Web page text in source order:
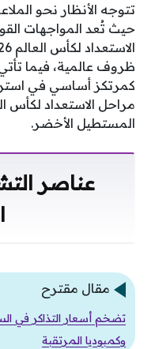
تتوجه الأنظار نحو
حيث تُعد المواجهات
ظروف عالمية، فيما تأتي
كمرتكز أساسي في
المستطيل الأخضر.
عناصر
مقال مقترح
تضخم أسعار التذاكر في
وكمبوديا المرتقبة